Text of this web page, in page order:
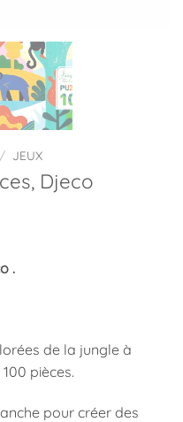
/ JEUX
Djeco
.
de la jungle à
pièces.
pour créer des